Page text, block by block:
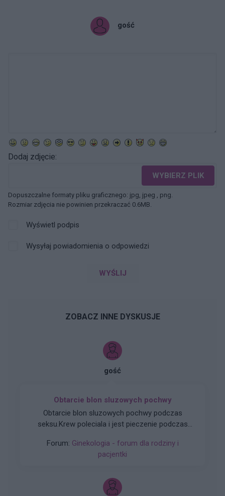
gość
Dodaj zdjęcie:
WYBIERZ PLIK
Dopuszczalne formaty pliku graficznego: jpg, jpeg , png.
Rozmiar zdjęcia nie powinien przekraczać 0.6MB.
Wyświetl podpis
Wysyłaj powiadomienia o odpowiedzi
WYŚLIJ
ZOBACZ INNE DYSKUSJE
gość
Obtarcie blon sluzowych pochwy
Obtarcie blon sluzowych pochwy podczas
seksu.Krew poleciala i jest pieczenie podczas
pomoze na ta dolegliwość?.
Forum: Ginekologia - forum dla rodziny i
pacjentki